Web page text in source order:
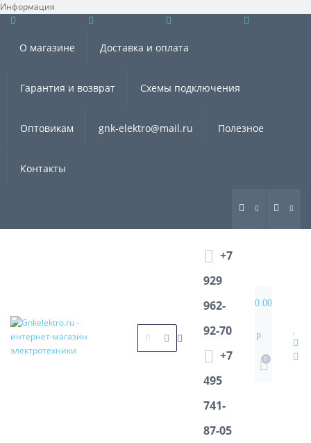
Информация ×
О магазине Доставка и оплата
Гарантия и возврат Схемы подключения
Оптовикам gnk-elektro@mail.ru Полезное
Контакты
+7
929
962-
92-70
+7
495
741-
87-05
0.00
р.
0